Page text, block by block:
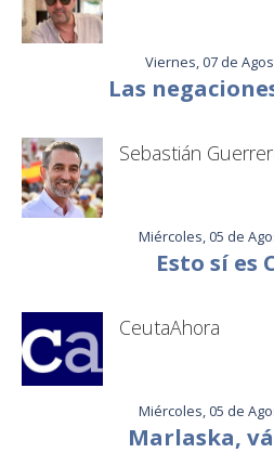
Viernes, 07 de
Las
Sebastián
Miércoles, 05 de
Esto sí es
CeutaAhora
Miércoles, 05 de
Marlaska,